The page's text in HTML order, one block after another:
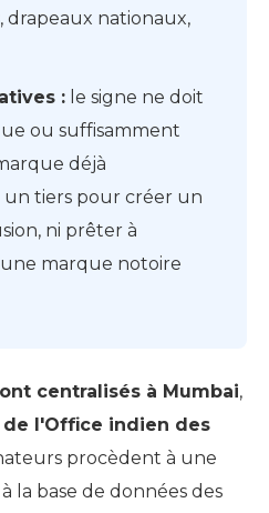
nationaux,
: le signe ne doit
ou suffisamment
déjà
tiers pour créer un
ni prêter à
marque notoire
centralisés à Mumbai,
l'Office indien des
procèdent à une
la base de données des